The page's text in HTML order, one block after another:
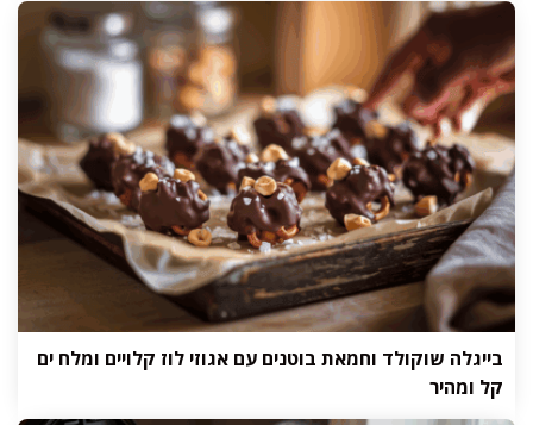
בייגלה שוקולד וחמאת בוטנים עם אגוזי לוז קלויים ומלח ים
קל ומהיר